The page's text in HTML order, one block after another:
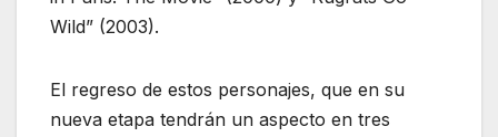
Wild” (2003).
El regreso de estos personajes, que en su
nueva etapa tendrán un aspecto en tres